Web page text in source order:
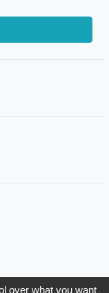
over what you want